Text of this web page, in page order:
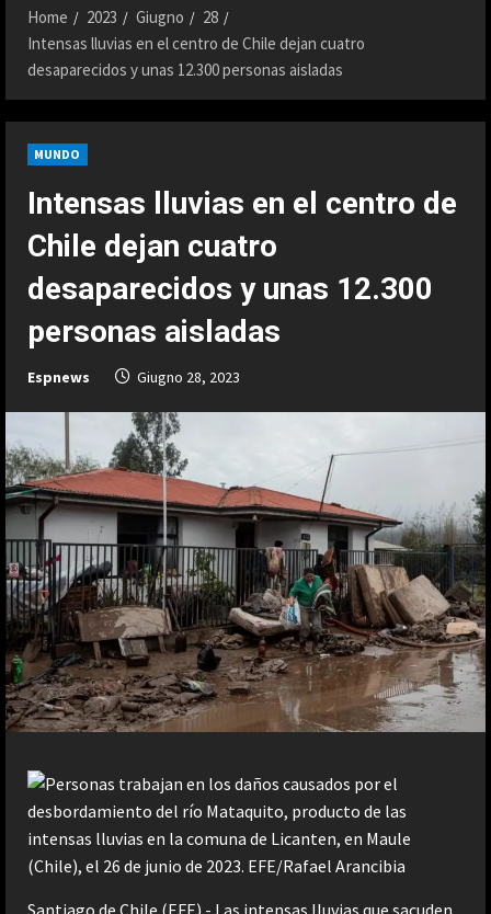
Home 2023 Giugno
28
Intensas lluvias en el centro de Chile dejan cuatro
desaparecidos y unas 12.300 personas aisladas
MUNDO
Intensas lluvias en el centro de
Chile dejan cuatro
desaparecidos y unas 12.300
personas aisladas
Espnews Giugno 28, 2023
Santiago de Chile (EFE).- Las intensas lluvias que sacuden